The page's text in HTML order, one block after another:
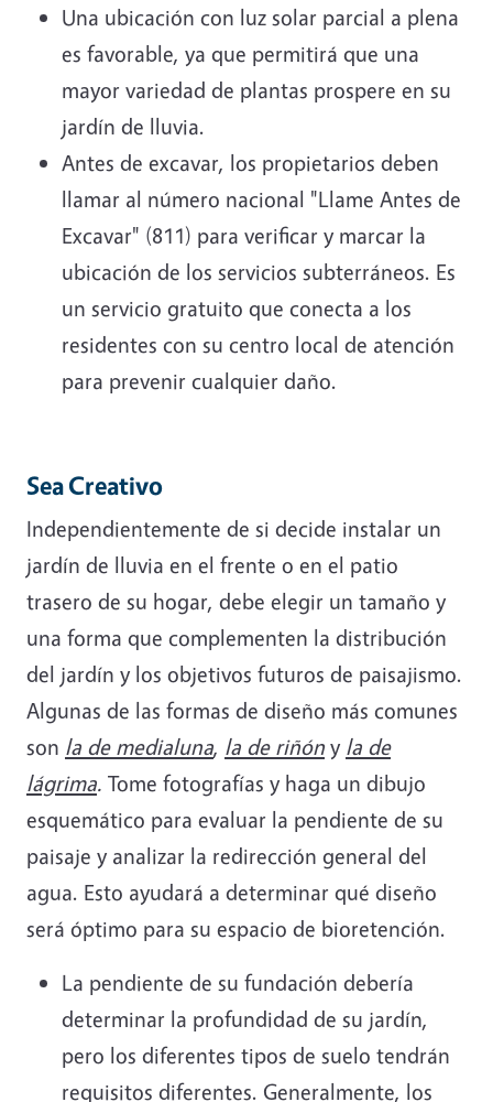
Una ubicación con luz solar parcial a plena
es favorable, ya que permitirá que una
mayor variedad de plantas prospere en su
jardín de lluvia.
Antes de excavar, los propietarios deben
llamar al número nacional "Llame Antes de
Excavar" (811) para verificar y marcar la
ubicación de los servicios subterráneos. Es
un servicio gratuito que conecta a los
residentes con su centro local de atención
para prevenir cualquier daño.
Sea Creativo
Independientemente de si decide instalar un
jardín de lluvia en el frente o en el patio
trasero de su hogar, debe elegir un tamaño y
una forma que complementen la distribución
del jardín y los objetivos futuros de paisajismo.
Algunas de las formas de diseño más comunes
son la de medialuna, la de riñóny la de
lágrima. Tome fotografías y haga un dibujo
esquemático para evaluar la pendiente de su
paisaje y analizar la redirección general del
agua. Esto ayudará a determinar qué diseño
será óptimo para su espacio de bioretención.
La pendiente de su fundación debería
determinar la profundidad de su jardín,
pero los diferentes tipos de suelo tendrán
requisitos diferentes. Generalmente, los